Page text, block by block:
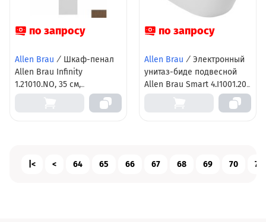
по запросу
Allen Brau / Шкаф-пенал
Allen Brau Infinity
1.21010.NO, 35 см,
подвесной, левый, natural
по запросу
Allen Brau / Электронный
унитаз-биде подвесной
Allen Brau Smart 4.I1001.20,
торнадо, с сиденьем
|< < 64 65 66 67 68 69 70 71